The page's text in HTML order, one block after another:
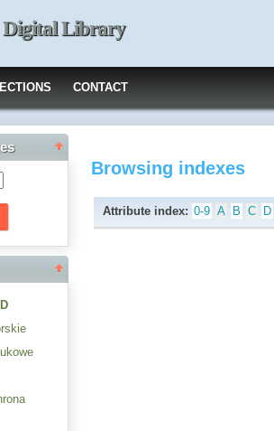
Library
CONTACT
Browsing indexes
Attribute index: 0-9 A B C D